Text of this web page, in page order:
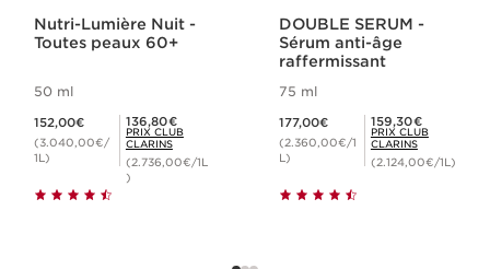
Nutri-Lumière Nuit -
Toutes peaux 60+
50 ml
152,00€
(3.040,00€/
1L)
Prix Club Clarins 136,80€
136,80€
PRIX CLUB
CLARINS
(2.736,00€/1L
)
DOUBLE SERUM -
Sérum anti-âge
raffermissant
75 ml
177,00€
(2.360,00€/1
L)
Prix Club Clarins 159,30€
159,30€
PRIX CLUB
CLARINS
(2.124,00€/1L)